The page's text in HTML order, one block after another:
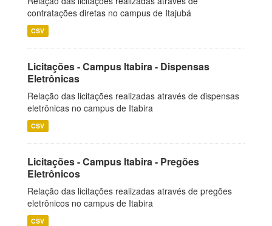
contratações diretas no campus de Itajubá
CSV
Licitações - Campus Itabira - Dispensas
Eletrônicas
Relação das licitações realizadas através de dispensas
eletrônicas no campus de Itabira
CSV
Licitações - Campus Itabira - Pregões
Eletrônicos
Relação das licitações realizadas através de pregões
eletrônicos no campus de Itabira
CSV